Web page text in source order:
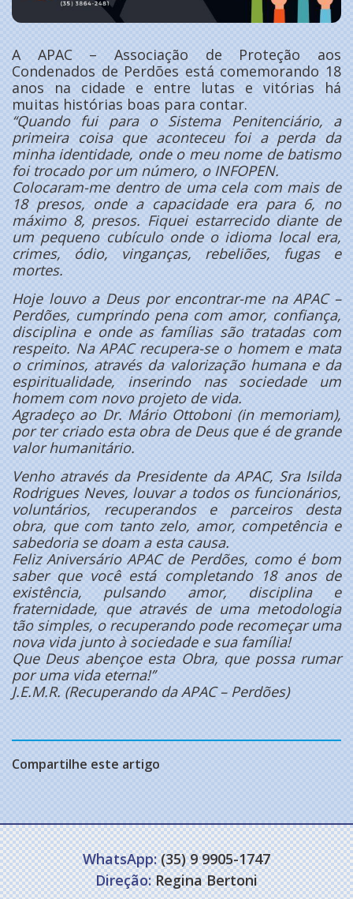
A APAC – Associação de Proteção aos
Condenados de Perdões está comemorando 18
anos na cidade e entre lutas e vitórias há
muitas histórias boas para contar.
‘‘Quando fui para o Sistema Penitenciário, a
primeira coisa que aconteceu foi a perda da
minha identidade, onde o meu nome de batismo
foi trocado por um número, o INFOPEN.
Colocaram-me dentro de uma cela com mais de
18 presos, onde a capacidade era para 6, no
máximo 8, presos. Fiquei estarrecido diante de
um pequeno cubículo onde o idioma local era,
crimes, ódio, vinganças, rebeliões, fugas e
mortes.
Hoje louvo a Deus por encontrar-me na APAC –
Perdões, cumprindo pena com amor, confiança,
disciplina e onde as famílias são tratadas com
respeito. Na APAC recupera-se o homem e mata
o criminos, através da valorização humana e da
espiritualidade, inserindo nas sociedade um
homem com novo projeto de vida.
Agradeço ao Dr. Mário Ottoboni (in memoriam),
por ter criado esta obra de Deus que é de grande
valor humanitário.
Venho através da Presidente da APAC, Sra Isilda
Rodrigues Neves, louvar a todos os funcionários,
voluntários, recuperandos e parceiros desta
obra, que com tanto zelo, amor, competência e
sabedoria se doam a esta causa.
Feliz Aniversário APAC de Perdões, como é bom
saber que você está completando 18 anos de
existência, pulsando amor, disciplina e
fraternidade, que através de uma metodologia
tão simples, o recuperando pode recomeçar uma
nova vida junto à sociedade e sua família!
Que Deus abençoe esta Obra, que possa rumar
por uma vida eterna!’’
J.E.M.R. (Recuperando da APAC – Perdões)
Compartilhe este artigo
WhatsApp:(35) 9 9905-1747
Direção:Regina Bertoni